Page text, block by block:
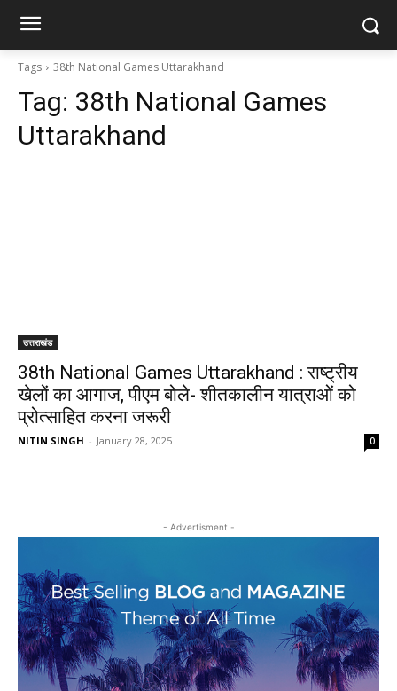
Tags 38th National Games Uttarakhand
Tag: 38th National Games
Uttarakhand
उत्तराखंड
38th National Games Uttarakhand : राष्ट्रीय
खेलों का आगाज, पीएम बोले- शीतकालीन यात्राओं को
प्रोत्साहित करना जरूरी
NITIN SINGH - January 28, 2025 0
- Advertisment -